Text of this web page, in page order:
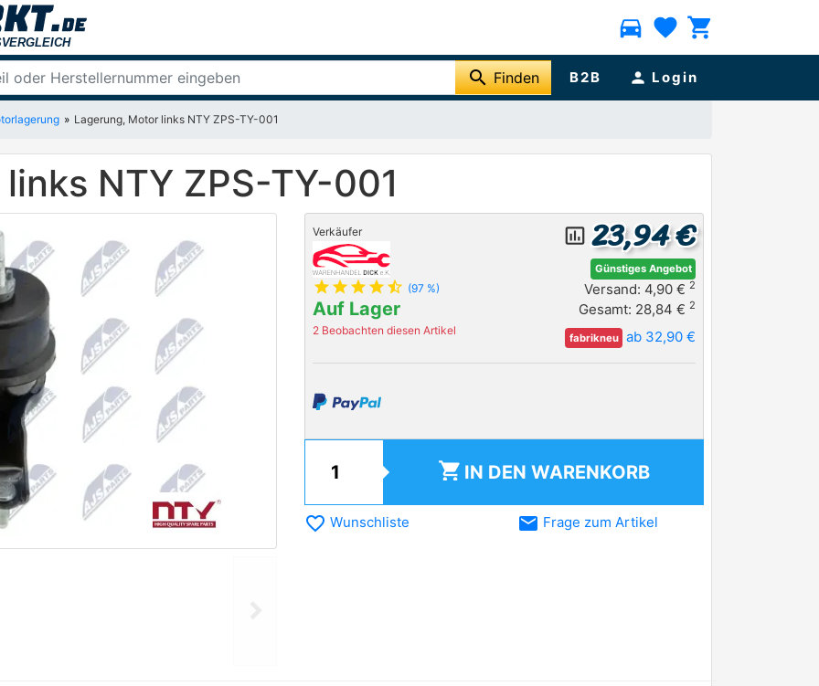
directions_car favorite shopping_cart
search Finden B2B person Login
Lagerung, Motor links NTY ZPS-TY-001
NTY ZPS-TY-001
Verkäufer
star star star star star_half (97 %)
Auf Lager
2 Beobachten diesen Artikel
insert_chart_outlined 23,94 €
Günstiges Angebot
Versand: 4,90 € 2
Gesamt: 28,84 € 2
fabrikneu ab 32,90 €
shopping_cart IN DEN WARENKORB
favorite_border Wunschliste email Frage zum Artikel